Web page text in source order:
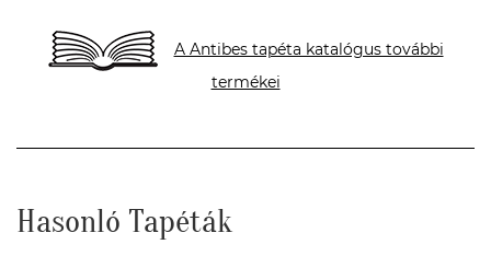
A Antibes tapéta katalógus további
termékei
Hasonló Tapéták